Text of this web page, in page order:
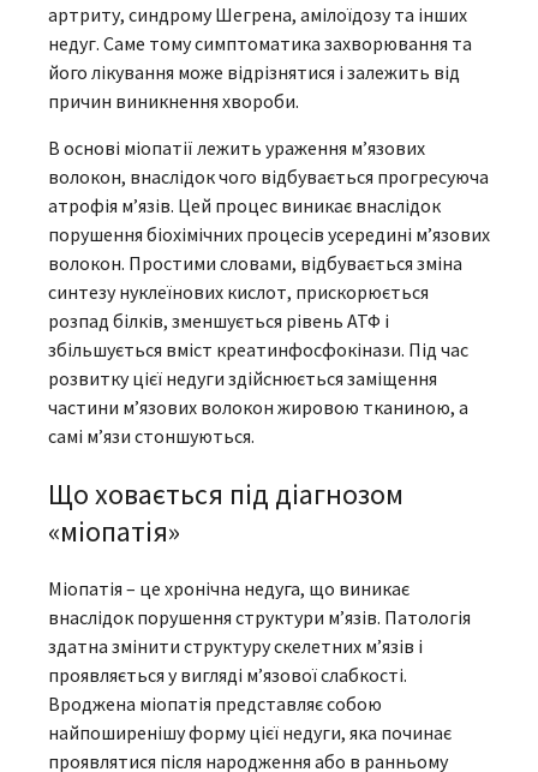
артриту, синдрому Шегрена, амілоїдозу та інших
недуг. Саме тому симптоматика захворювання та
його лікування може відрізнятися і залежить від
причин виникнення хвороби.
В основі міопатії лежить ураження м’язових
волокон, внаслідок чого відбувається прогресуюча
атрофія м’язів. Цей процес виникає внаслідок
порушення біохімічних процесів усередині м’язових
волокон. Простими словами, відбувається зміна
синтезу нуклеїнових кислот, прискорюється
розпад білків, зменшується рівень АТФ і
збільшується вміст креатинфосфокінази. Під час
розвитку цієї недуги здійснюється заміщення
частини м’язових волокон жировою тканиною, а
самі м’язи стоншуються.
Що ховається під діагнозом
«міопатія»
Міопатія – це хронічна недуга, що виникає
внаслідок порушення структури м’язів. Патологія
здатна змінити структуру скелетних м’язів і
проявляється у вигляді м’язової слабкості.
Вроджена міопатія представляє собою
найпоширенішу форму цієї недуги, яка починає
проявлятися після народження або в ранньому